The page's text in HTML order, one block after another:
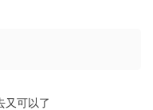
又可以了